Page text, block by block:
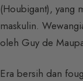
(Houbigant), yang
maskulin.
oleh Guy de
Era bersih dan